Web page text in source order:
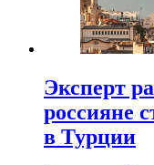
Эксперт
россияне
в Турции